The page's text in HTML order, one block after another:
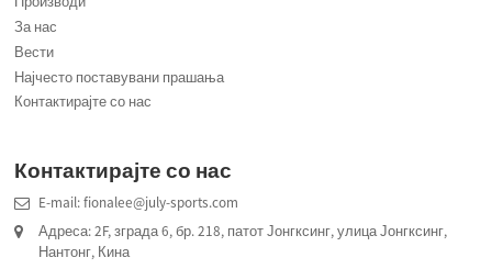
За нас
Вести
Најчесто поставувани прашања
Контактирајте со нас
Контактирајте со нас
E-mail: fionalee@july-sports.com
Адреса: 2F, зграда 6, бр. 218, патот Јонгксинг, улица Јонгксинг,
Нантонг, Кина